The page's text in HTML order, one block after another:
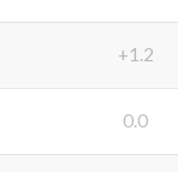
+1.2
0.0